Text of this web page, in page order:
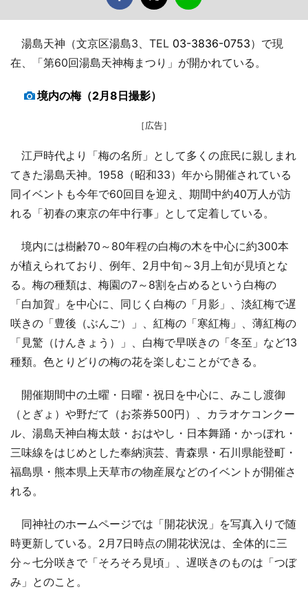
湯島天神（文京区湯島3、TEL 03-3836-0753）で現
在、「第60回湯島天神梅まつり」が開かれている。
境内の梅（2月8日撮影）
［広告］
江戸時代より「梅の名所」として多くの庶民に親しまれ
てきた湯島天神。1958（昭和33）年から開催されている
同イベントも今年で60回目を迎え、期間中約40万人が訪
れる「初春の東京の年中行事」として定着している。
境内には樹齢70～80年程の白梅の木を中心に約300本
が植えられており、例年、2月中旬～3月上旬が見頃とな
る。梅の種類は、梅園の7～8割を占めるという白梅の
「白加賀」を中心に、同じく白梅の「月影」、淡紅梅で遅
咲きの「豊後（ぶんご）」、紅梅の「寒紅梅」、薄紅梅の
「見驚（けんきょう）」、白梅で早咲きの「冬至」など13
種類。色とりどりの梅の花を楽しむことができる。
開催期間中の土曜・日曜・祝日を中心に、みこし渡御
（とぎょ）や野だて（お茶券500円）、カラオケコンクー
ル、湯島天神白梅太鼓・おはやし・日本舞踊・かっぽれ・
三味線をはじめとした奉納演芸、青森県・石川県能登町・
福島県・熊本県上天草市の物産展などのイベントが開催さ
れる。
同神社のホームページでは「開花状況」を写真入りで随
時更新している。2月7日時点の開花状況は、全体的に三
分～七分咲きで「そろそろ見頃」、遅咲きのものは「つぼ
み」とのこと。